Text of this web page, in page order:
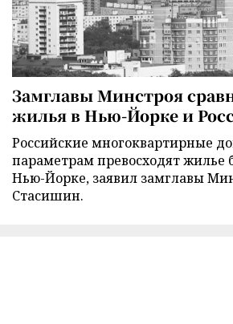
Замглавы Минстроя
жилья в Нью-Йорке и
Российские многоквартирные
параметрам превосходят жилье
Нью-Йорке, заявил замглавы
Стасишин.